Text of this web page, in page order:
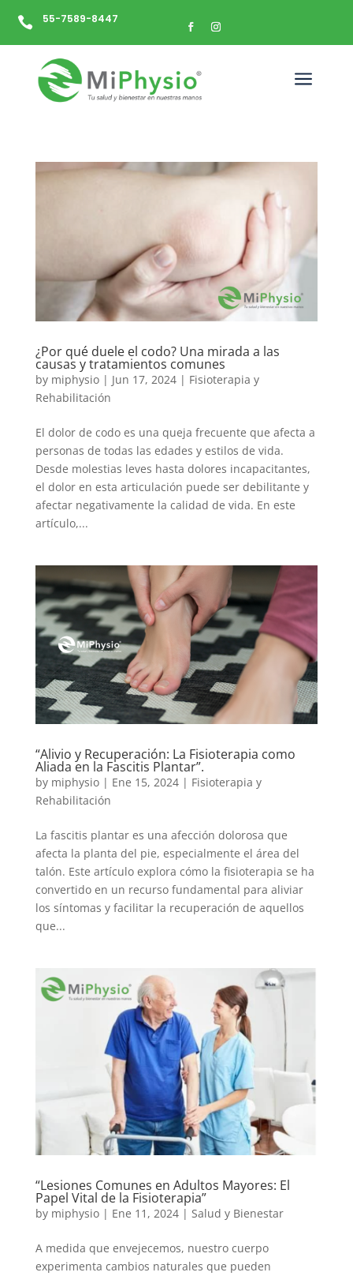
 55-7589-8447
a
¿Por qué duele el codo? Una mirada a las
causas y tratamientos comunes
by miphysio| Jun 17, 2024| Fisioterapia y
Rehabilitación
El dolor de codo es una queja frecuente que afecta a
personas de todas las edades y estilos de vida.
Desde molestias leves hasta dolores incapacitantes,
el dolor en esta articulación puede ser debilitante y
afectar negativamente la calidad de vida. En este
artículo,...
“Alivio y Recuperación: La Fisioterapia como
Aliada en la Fascitis Plantar”.
by miphysio| Ene 15, 2024| Fisioterapia y
Rehabilitación
La fascitis plantar es una afección dolorosa que
afecta la planta del pie, especialmente el área del
talón. Este artículo explora cómo la fisioterapia se ha
convertido en un recurso fundamental para aliviar
los síntomas y facilitar la recuperación de aquellos
que...
“Lesiones Comunes en Adultos Mayores: El
Papel Vital de la Fisioterapia”
by miphysio| Ene 11, 2024| Salud y Bienestar
A medida que envejecemos, nuestro cuerpo
experimenta cambios naturales que pueden